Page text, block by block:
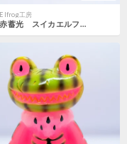
Elfrog工房
赤蓄光 スイカエルフまん